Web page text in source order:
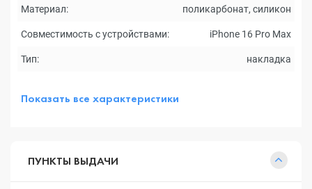
Материал: поликарбонат, силикон
Совместимость с устройствами: iPhone 16 Pro Max
Тип: накладка
Показать все характеристики
ПУНКТЫ ВЫДАЧИ